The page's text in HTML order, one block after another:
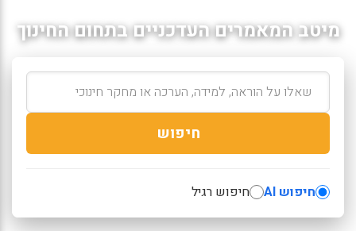
מיטב המאמרים העדכניים בתחום החינוך
חיפוש
חיפוש AI חיפוש רגיל